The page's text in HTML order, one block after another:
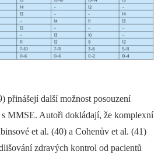
přinášejí další možnost posouzení
MMSE. Autoři dokládají, že komplexní
et al. (40) a Cohenův et al. (41)
zdravých kontrol od pacientů